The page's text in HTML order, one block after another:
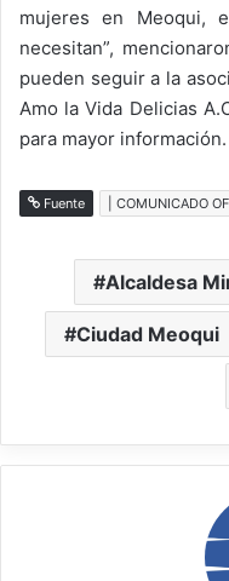
mujeres en Meoqui,
necesitan”,
pueden seguir a la
Amo la Vida Delicias
para mayor información.
Fuente | COMUNICADO
Alcaldesa
Ciudad Meoqui